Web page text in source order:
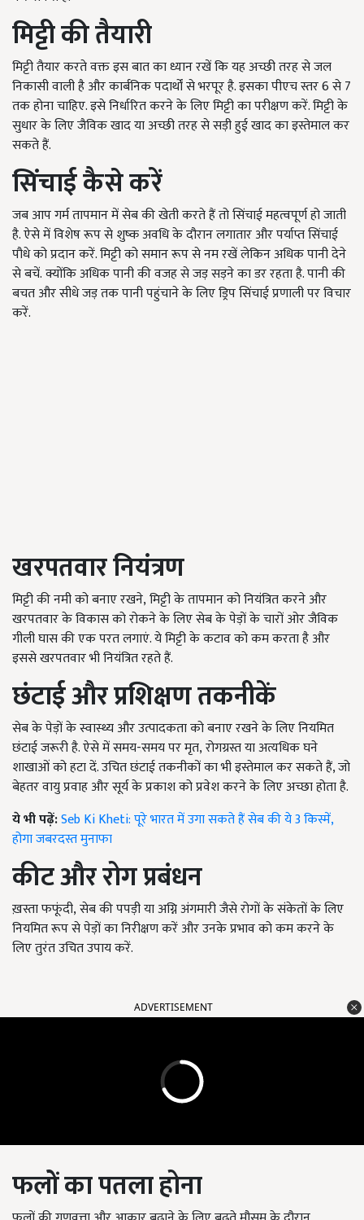
मिट्टी की तैयारी
मिट्टी तैयार करते वक्त इस बात का ध्यान रखें कि यह अच्छी तरह से जल
निकासी वाली है और कार्बनिक पदार्थों से भरपूर है. इसका पीएच स्तर 6 से 7
तक होना चाहिए. इसे निर्धारित करने के लिए मिट्टी का परीक्षण करें. मिट्टी के
सुधार के लिए जैविक खाद या अच्छी तरह से सड़ी हुई खाद का इस्तेमाल कर
सकते हैं.
सिंचाई कैसे करें
जब आप गर्म तापमान में सेब की खेती करते हैं तो सिंचाई महत्वपूर्ण हो जाती
है. ऐसे में विशेष रूप से शुष्क अवधि के दौरान लगातार और पर्याप्त सिंचाई
पौधे को प्रदान करें. मिट्टी को समान रूप से नम रखेंलेकिन अधिक पानी देने
से बचें.क्योंकि अधिक पानी की वजह से जड़ सड़ने का डर रहता है. पानी की
बचत और सीधे जड़ तक पानी पहुंचाने के लिए ड्रिप सिंचाई प्रणाली पर विचार
करें.
खरपतवार नियंत्रण
मिट्टी की नमी को बनाए रखने,मिट्टी के तापमान को नियंत्रित करने और
खरपतवार के विकास को रोकने के लिए सेब के पेड़ों के चारों ओर जैविक
गीली घास की एक परत लगाएं. ये मिट्टी के कटाव को कम करता है और
इससे खरपतवार भी नियंत्रित रहते हैं.
छंटाई और प्रशिक्षण तकनीकें
सेब के पेड़ों के स्वास्थ्य और उत्पादकता को बनाए रखने के लिए नियमित
छंटाई जरूरी है. ऐसे में समय-समय पर मृत,रोगग्रस्त या अत्यधिक घने
शाखाओं को हटा दें. उचित छंटाई तकनीकों का भी इस्तेमाल कर सकते हैं, जो
बेहतर वायु प्रवाह और सूर्य के प्रकाश को प्रवेश करने के लिए अच्छा होता है.
ये भी पढ़ें:Seb Ki Kheti: पूरे भारत में उगा सकते हैं सेब की ये 3 किस्में,
होगा जबरदस्त मुनाफा
कीट और रोग प्रबंधन
ख़स्ता फफूंदी,सेब की पपड़ीया अग्नि अंगमारी जैसे रोगों के संकेतों के लिए
नियमित रूप से पेड़ों का निरीक्षण करें और उनके प्रभाव को कम करने के
लिए तुरंत उचित उपाय करें.
ADVERTISEMENT
फलों का पतला होना